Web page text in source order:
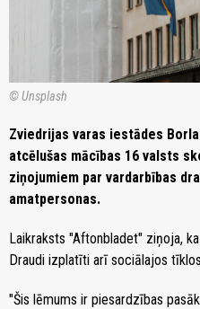
© Unsplash
Zviedrijas varas iestādes
atcēlušas mācības 16 valsts
ziņojumiem par vardarbības
amatpersonas.
Laikraksts "Aftonbladet" ziņoja,
Draudi izplatīti arī sociālajos
"Šis lēmums ir piesardzības